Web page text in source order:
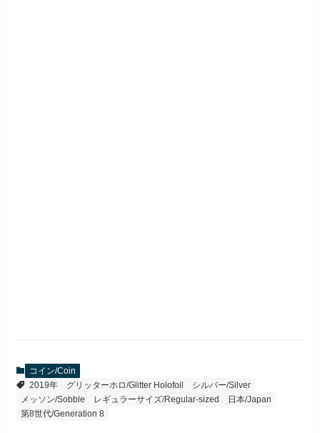
コイン/Coin
2019年
グリッターホロ/Glitter Holofoil
シルバー/Silver
メッソン/Sobble
レギュラーサイズ/Regular-sized
日本/Japan
第8世代/Generation 8